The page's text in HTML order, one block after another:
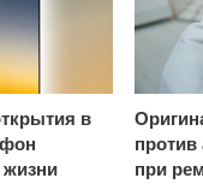
в
жизни
при